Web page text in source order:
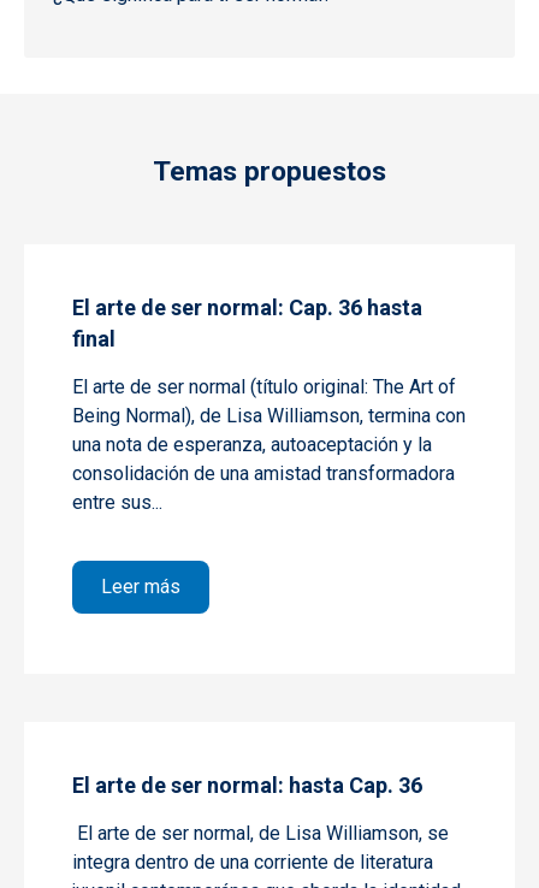
Temas propuestos
El arte de ser normal: Cap. 36 hasta
final
El arte de ser normal (título original: The Art of
Being Normal), de Lisa Williamson, termina con
una nota de esperanza, autoaceptación y la
consolidación de una amistad transformadora
entre sus...
Leer más
El arte de ser normal: hasta Cap. 36
El arte de ser normal, de Lisa Williamson, se
integra dentro de una corriente de literatura